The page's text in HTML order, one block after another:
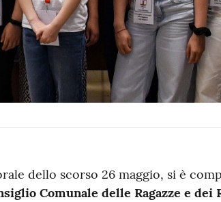
dello scorso 26 maggio, si è
Comunale delle Ragazze e dei